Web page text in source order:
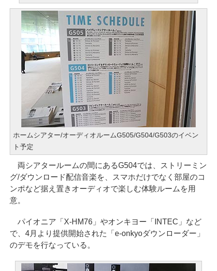
ホームシアター/オーディオルームG505/G504/G503のイベン
ト予定
両シアタールームの間にあるG504では、ストリーミン
グ/ダウンロード配信音楽を、スマホだけでなく部屋のコ
ンポなど据え置きオーディオで楽しむ体験ルームを用
意。
パイオニア「X-HM76」やオンキヨー「INTEC」など
で、4月より提供開始された「e-onkyoダウンローダー」
のデモを行なっている。